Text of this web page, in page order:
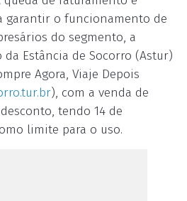
garantir o funcionamento de
do segmento, a
da Estância de Socorro (Astur)
Agora, Viaje Depois
), com a venda de
tendo 14 de
limite para o uso.